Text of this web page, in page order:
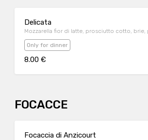
Delicata
Mozzarella fior di latte, prosciutto cotto,
Only for dinner
8.00 €
FOCACCE
Focaccia di Anzicourt